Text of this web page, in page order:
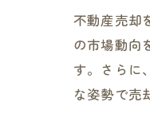
不動産売却
の市場動向
す。さらに
な姿勢で売